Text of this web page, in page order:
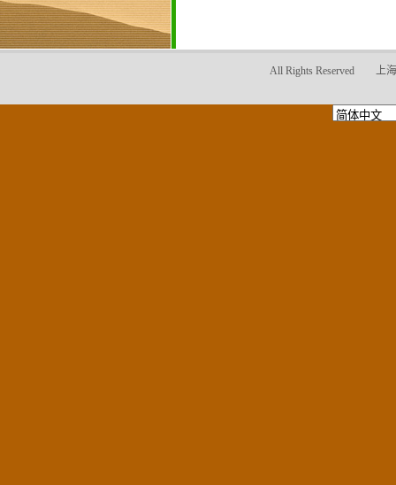
All Rights Reserved 上